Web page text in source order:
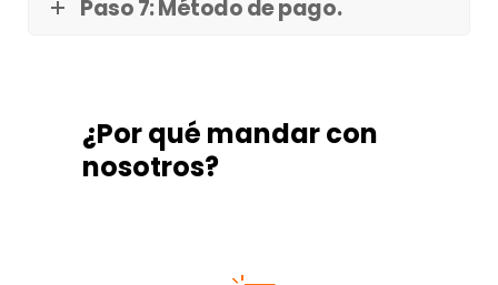
Paso 7: Método de pago.
¿Por qué mandar con
nosotros?